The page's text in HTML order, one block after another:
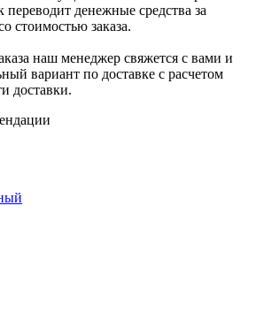
переводит денежные средства за
стоимостью заказа.
наш менеджер свяжется с вами и
вариант по доставке с расчетом
доставки.